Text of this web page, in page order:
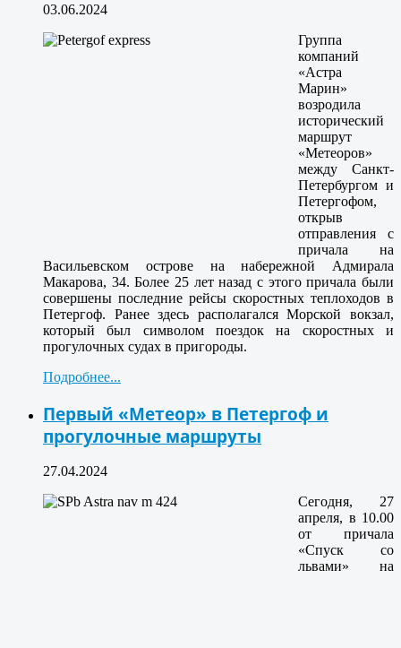
03.06.2024
Группа
компаний
«Астра
Марин»
возродила
исторический
маршрут
«Метеоров»
между Санкт-
Петербургом и
Петергофом,
открыв
отправления с
причала на
Васильевском острове на набережной Адмирала
Макарова, 34. Более 25 лет назад с этого причала были
совершены последние рейсы скоростных теплоходов в
Петергоф. Ранее здесь располагался Морской вокзал,
который был символом поездок на скоростных и
прогулочных судах в пригороды.
Подробнее...
Первый «Метеор» в Петергоф и
прогулочные маршруты
27.04.2024
Сегодня, 27
апреля, в 10.00
от причала
«Спуск со
львами» на